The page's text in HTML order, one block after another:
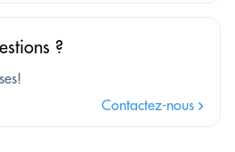
?
Contactez-nous